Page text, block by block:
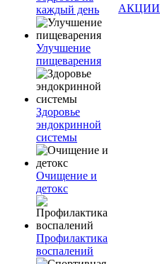
каждый день
Улучшение
пищеварения
Здоровье
эндокринной
системы
Очищение и
детокс
Профилактика
воспалений
АКЦИИ